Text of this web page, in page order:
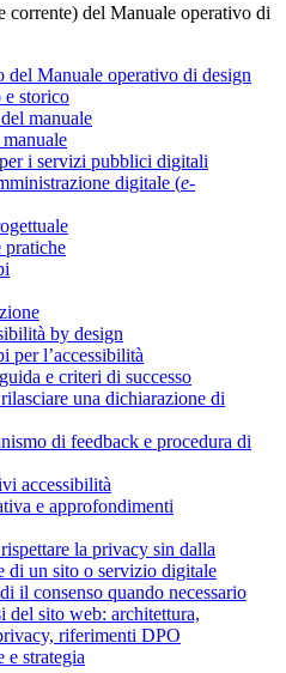
corrente) del Manuale operativo di
del Manuale operativo di design
e storico
manuale
i servizi pubblici digitali
digitale (e-
pratiche
by design
per l’accessibilità
e criteri di successo
una dichiarazione di
di feedback e procedura di
accessibilità
e approfondimenti
la privacy sin dalla
di un sito o servizio digitale
il consenso quando necessario
del sito web: architettura,
riferimenti DPO
e strategia